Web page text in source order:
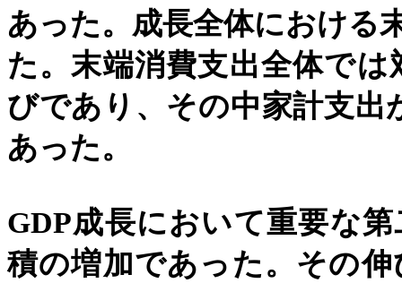
あった。成長全体における
た。末端消費支出全体では
びであり、その中家計支出
あった。
GDP成長において重要な
積の増加であった。その